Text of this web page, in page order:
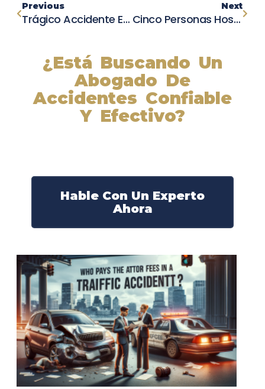
Previous
Trágico Accidente En La Carretera 160: Un Hombre Muere Tras Impactar Dos Vehículos
Next
Cinco Personas Hospitalizadas Después De Un Accidente De Cuatro Vehículos En Walnut Creek.
¿Está Buscando Un
Abogado De
Accidentes Confiable
Y Efectivo?
Hable Con Un Experto
Ahora